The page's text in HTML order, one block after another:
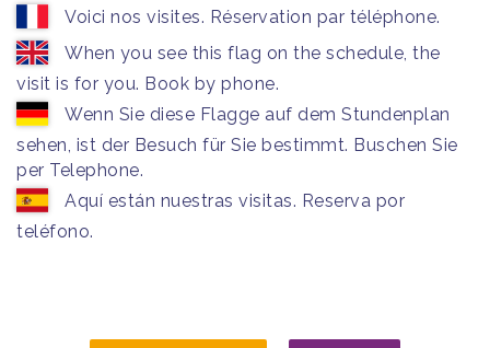
Voici nos visites. Réservation par téléphone.
When you see this flag on the schedule, the
visit is for you. Book by phone.
Wenn Sie diese Flagge auf dem Stundenplan
sehen, ist der Besuch für Sie bestimmt. Buschen Sie
per Telephone.
Aquí están nuestras visitas. Reserva por
teléfono.